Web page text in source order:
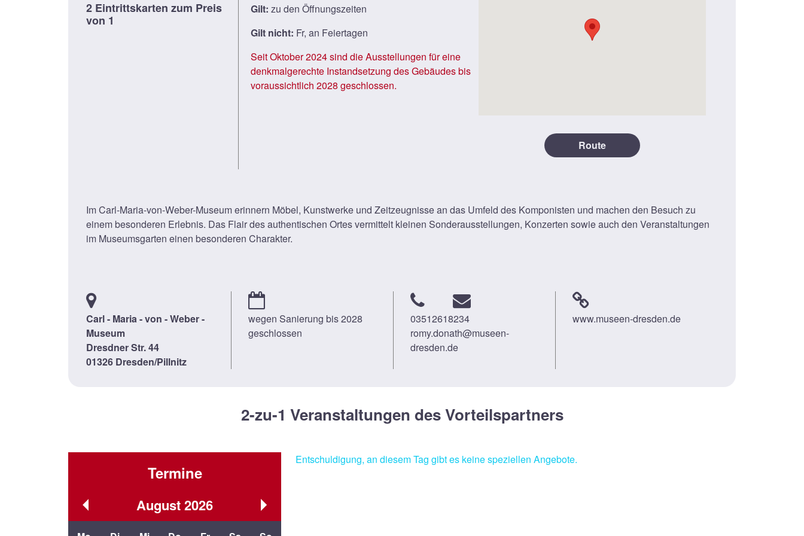
2 Eintrittskarten zum Preis
von 1
Gilt: zu den Öffnungszeiten
Gilt nicht: Fr, an Feiertagen
Seit Oktober 2024 sind die Ausstellungen für eine
denkmalgerechte Instandsetzung des Gebäudes bis
voraussichtlich 2028 geschlossen.
Route
Im Carl-Maria-von-Weber-Museum erinnern Möbel, Kunstwerke und Zeitzeugnisse an das Umfeld des Komponisten und machen den Besuch zu
einem besonderen Erlebnis. Das Flair des authentischen Ortes vermittelt kleinen Sonderausstellungen, Konzerten sowie auch den Veranstaltungen
im Museumsgarten einen besonderen Charakter.
Carl - Maria - von - Weber -
Museum
Dresdner Str. 44
01326 Dresden/Pillnitz
wegen Sanierung bis 2028
geschlossen
03512618234
romy.donath@museen-
dresden.de
www.museen-dresden.de
2-zu-1 Veranstaltungen des Vorteilspartners
Termine
August2026
Entschuldigung, an diesem Tag gibt es keine speziellen Angebote.